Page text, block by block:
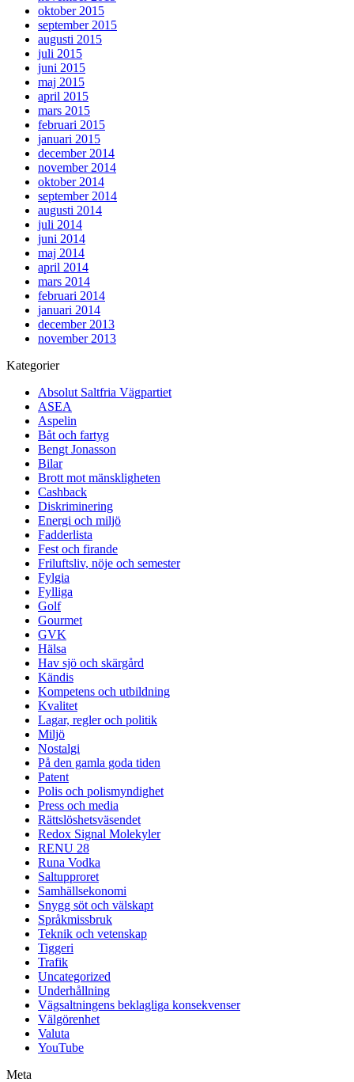
oktober 2015
september 2015
augusti 2015
juli 2015
juni 2015
maj 2015
april 2015
mars 2015
februari 2015
januari 2015
december 2014
november 2014
oktober 2014
september 2014
augusti 2014
juli 2014
juni 2014
maj 2014
april 2014
mars 2014
februari 2014
januari 2014
december 2013
november 2013
Kategorier
Absolut Saltfria Vägpartiet
ASEA
Aspelin
Båt och fartyg
Bengt Jonasson
Bilar
Brott mot mänskligheten
Cashback
Diskriminering
Energi och miljö
Fadderlista
Fest och firande
Friluftsliv, nöje och semester
Fylgia
Fylliga
Golf
Gourmet
GVK
Hälsa
Hav sjö och skärgård
Kändis
Kompetens och utbildning
Kvalitet
Lagar, regler och politik
Miljö
Nostalgi
På den gamla goda tiden
Patent
Polis och polismyndighet
Press och media
Rättslöshetsväsendet
Redox Signal Molekyler
RENU 28
Runa Vodka
Saltupproret
Samhällsekonomi
Snygg söt och välskapt
Språkmissbruk
Teknik och vetenskap
Tiggeri
Trafik
Uncategorized
Underhållning
Vägsaltningens beklagliga konsekvenser
Välgörenhet
Valuta
YouTube
Meta